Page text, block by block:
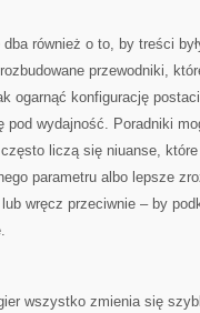
dba również o to, by treści
przewodniki,
ogarnąć konfigurację
pod wydajność. Poradniki
często liczą się niuanse,
parametru albo lepsze
wręcz przeciwnie – by
wszystko zmienia się